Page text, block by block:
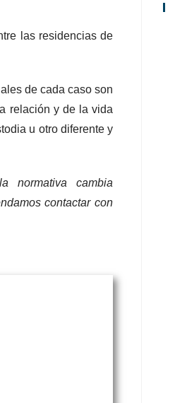
las residencias de
de cada caso son
relación y de la vida
u otro diferente y
normativa cambia
contactar con